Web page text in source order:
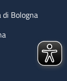
di Bologna